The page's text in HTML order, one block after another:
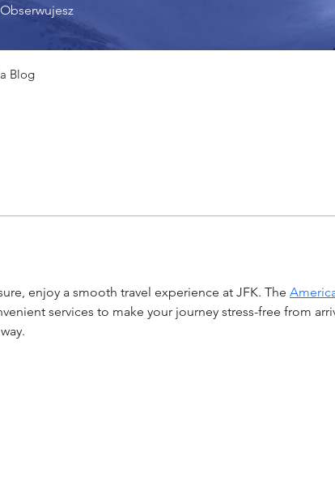
enjoy a smooth travel experience at JFK. The
services to make your journey stress-free from
Obserwujesz
Blog